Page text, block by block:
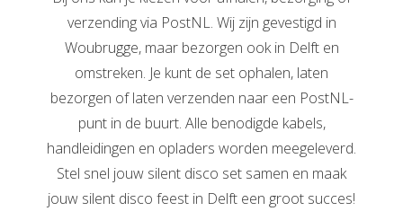
verzending via PostNL. Wij zijn gevestigd in
Woubrugge, maar bezorgen ook in Delft en
omstreken. Je kunt de set ophalen, laten
bezorgen of laten verzenden naar een PostNL-
punt in de buurt. Alle benodigde kabels,
handleidingen en opladers worden meegeleverd.
Stel snel jouw silent disco set samen en maak
jouw silent disco feest in Delft een groot succes!